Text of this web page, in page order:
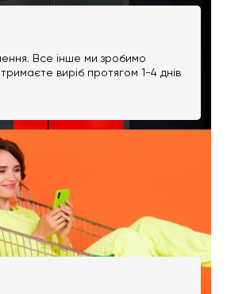
Все інше ми зробимо
виріб протягом 1-4 днів